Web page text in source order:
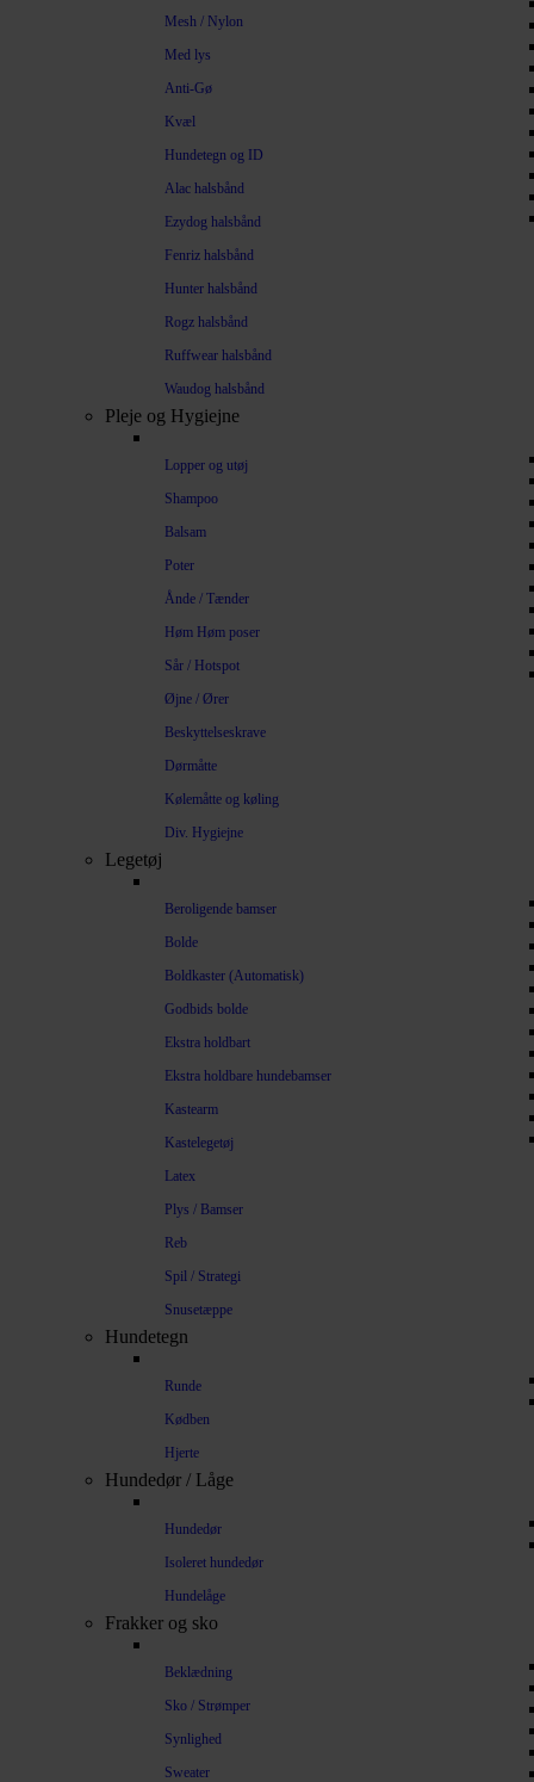
Mesh / Nylon
Med lys
Anti-Gø
Kvæl
Hundetegn og ID
Alac halsbånd
Ezydog halsbånd
Fenriz halsbånd
Hunter halsbånd
Rogz halsbånd
Ruffwear halsbånd
Waudog halsbånd
Pleje og Hygiejne
Lopper og utøj
Shampoo
Balsam
Poter
Ånde / Tænder
Høm Høm poser
Sår / Hotspot
Øjne / Ører
Beskyttelseskrave
Dørmåtte
Kølemåtte og køling
Div. Hygiejne
Legetøj
Beroligende bamser
Bolde
Boldkaster (Automatisk)
Godbids bolde
Ekstra holdbart
Ekstra holdbare hundebamser
Kastearm
Kastelegetøj
Latex
Plys / Bamser
Reb
Spil / Strategi
Snusetæppe
Hundetegn
Runde
Kødben
Hjerte
Hundedør / Låge
Hundedør
Isoleret hundedør
Hundelåge
Frakker og sko
Beklædning
Sko / Strømper
Synlighed
Sweater